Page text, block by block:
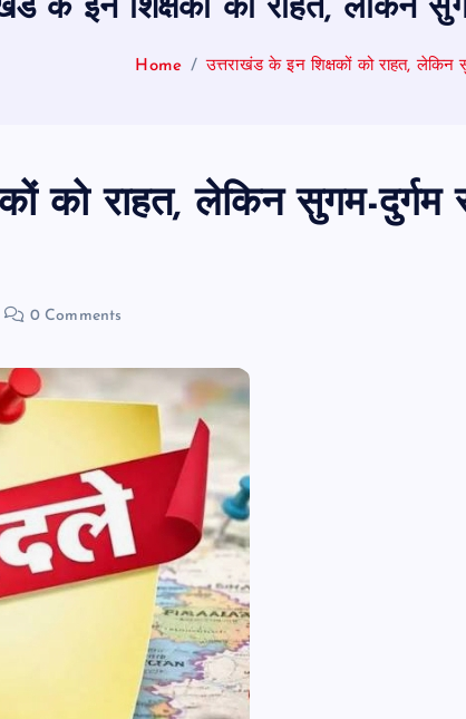
के इन शिक्षकों को राहत, लेकिन
Home उत्तराखंड के इन शिक्षकों को राहत, लेकिन
को राहत, लेकिन सुगम-दुर्गम
0 Comments